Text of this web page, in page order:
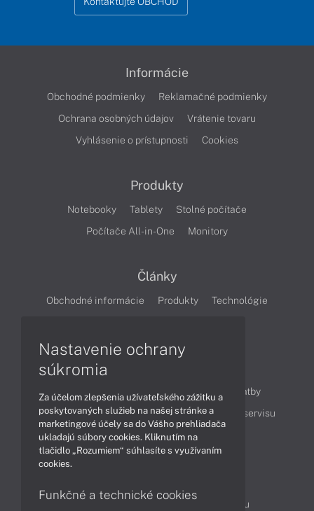
Informácie
Obchodné podmienky
Reklamačné podmienky
Ochrana osobných údajov
Vrátenie tovaru
Vyhlásenie o prístupnosti
Cookies
Produkty
Notebooky Tablety
Stolné počítače
Počítače All-in-One
Monitory
Články
Obchodné informácie Produkty
Technológie
Ako nakupovať
Možnosti doručenia a platby
Podpora a servis
Servisné služby Cenník servisu
Kontakty
Reklamácia tovaru
Nastavenie ochrany
súkromia
Za účelom zlepšenia užívateľského zážitku a
poskytovaných služieb na našej stránke a
marketingové účely sa do Vášho prehliadača
ukladajú súbory cookies. Kliknutím na
tlačidlo „Rozumiem“ súhlasíte s využívaním
cookies.
Funkčné a technické cookies